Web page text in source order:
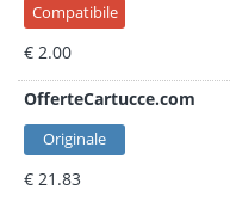
Compatibile
€ 2.00
OfferteCartucce.com
Originale
€ 21.83